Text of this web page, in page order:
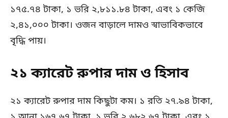
১৭৫.৭৪ টাকা, ১ ভরি ২,৮১১.৮৪ টাকা, এবং ১ কেজি
২,৪১,০০০ টাকা। ওজন বাড়ালে দামও স্বাভাবিকভাবে
বৃদ্ধি পায়।
২১ ক্যারেট রুপার দাম ও হিসাব
২১ ক্যারেট রুপার দাম কিছুটা কম। ১ রতি ২৭.৯৪ টাকা,